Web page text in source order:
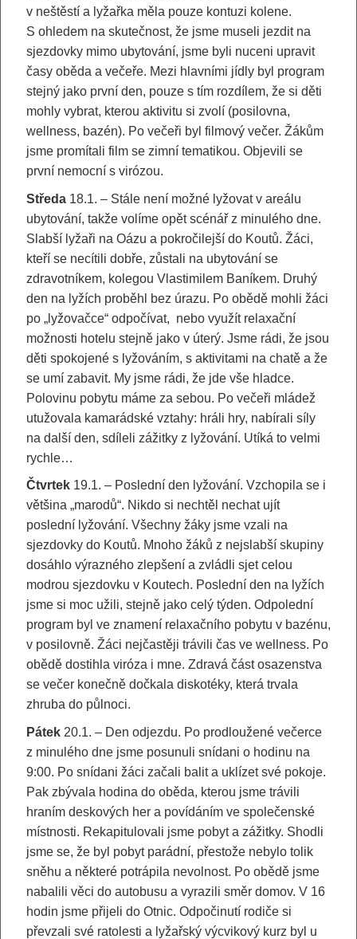
v neštěstí a lyžařka měla pouze kontuzi kolene.
S ohledem na skutečnost, že jsme museli jezdit na
sjezdovky mimo ubytování, jsme byli nuceni upravit
časy oběda a večeře. Mezi hlavními jídly byl program
stejný jako první den, pouze s tím rozdílem, že si děti
mohly vybrat, kterou aktivitu si zvolí (posilovna,
wellness, bazén). Po večeři byl filmový večer. Žákům
jsme promítali film se zimní tematikou. Objevili se
první nemocní s virózou.
Středa 18.1. – Stále není možné lyžovat v areálu
ubytování, takže volíme opět scénář z minulého dne.
Slabší lyžaři na Oázu a pokročilejší do Koutů. Žáci,
kteří se necítili dobře, zůstali na ubytování se
zdravotníkem, kolegou Vlastimilem Baníkem. Druhý
den na lyžích proběhl bez úrazu. Po obědě mohli žáci
po „lyžovačce“ odpočívat, nebo využít relaxační
možnosti hotelu stejně jako v úterý. Jsme rádi, že jsou
děti spokojené s lyžováním, s aktivitami na chatě a že
se umí zabavit. My jsme rádi, že jde vše hladce.
Polovinu pobytu máme za sebou. Po večeři mládež
utužovala kamarádské vztahy: hráli hry, nabírali síly
na další den, sdíleli zážitky z lyžování. Utíká to velmi
rychle…
Čtvrtek 19.1. – Poslední den lyžování. Vzchopila se i
většina „marodů“. Nikdo si nechtěl nechat ujít
poslední lyžování. Všechny žáky jsme vzali na
sjezdovky do Koutů. Mnoho žáků z nejslabší skupiny
dosáhlo výrazného zlepšení a zvládli sjet celou
modrou sjezdovku v Koutech. Poslední den na lyžích
jsme si moc užili, stejně jako celý týden. Odpolední
program byl ve znamení relaxačního pobytu v bazénu,
v posilovně. Žáci nejčastěji trávili čas ve wellness. Po
obědě dostihla viróza i mne. Zdravá část osazenstva
se večer konečně dočkala diskotéky, která trvala
zhruba do půlnoci.
Pátek 20.1. – Den odjezdu. Po prodloužené večerce
z minulého dne jsme posunuli snídani o hodinu na
9:00. Po snídani žáci začali balit a uklízet své pokoje.
Pak zbývala hodina do oběda, kterou jsme trávili
hraním deskových her a povídáním ve společenské
místnosti. Rekapitulovali jsme pobyt a zážitky. Shodli
jsme se, že byl pobyt parádní, přestože nebylo tolik
sněhu a některé potrápila nevolnost. Po obědě jsme
nabalili věci do autobusu a vyrazili směr domov. V 16
hodin jsme přijeli do Otnic. Odpočinutí rodiče si
převzali své ratolesti a lyžařský výcvikový kurz byl u